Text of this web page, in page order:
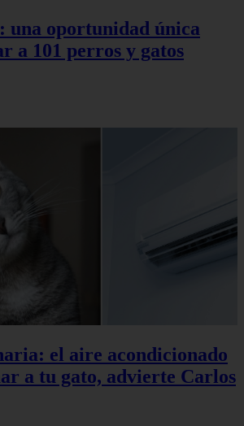
una oportunidad única
a 101 perros y gatos
el aire acondicionado
a tu gato, advierte Carlos